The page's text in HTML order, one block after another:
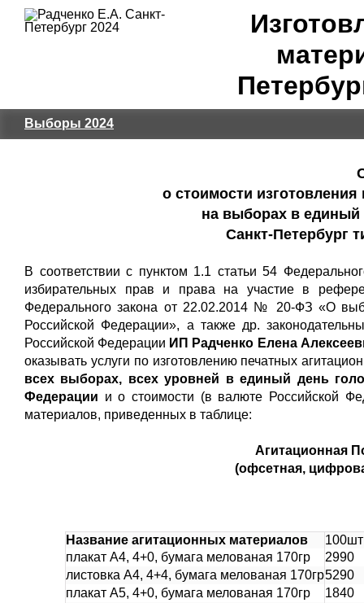
Выборы 2024
о стоимости
на выборах в единый
Санкт-Петербург
В соответствии с пунктом 1.1 статьи 54
избирательных прав и права на участие в
Федерального закона от 22.02.2014 № 20-ФЗ «О
Российской Федерации», а также др.
Российской Федерации ИП Радченко Елена
оказывать услуги по изготовлению печатных
всех выборах, всех уровней в единый день
Федерации и о стоимости (в валюте Российской
материалов, приведенных в таблице:
Агитационная
(офсетная,
Название агитационных материалов
100шт
плакат А4, 4+0, бумага мелованая 170гр
2990
листовка А4, 4+4, бумага мелованая 170гр5290
плакат А5, 4+0, бумага мелованая 170гр
1840